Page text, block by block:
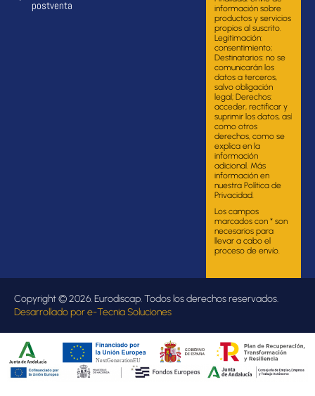
postventa
información sobre
productos y servicios
propios al suscrito.
Legitimación:
consentimiento;
Destinatarios: no se
comunicarán los
datos a terceros,
salvo obligación
legal; Derechos:
acceder, rectificar y
suprimir los datos, así
como otros
derechos, como se
explica en la
información
adicional. Más
información en
nuestra Política de
Privacidad.
Los campos
marcados con * son
necesarios para
llevar a cabo el
proceso de envío.
Copyright © 2026. Eurodiscap. Todos los derechos reservados.
Desarrollado pore-Tecnia Soluciones